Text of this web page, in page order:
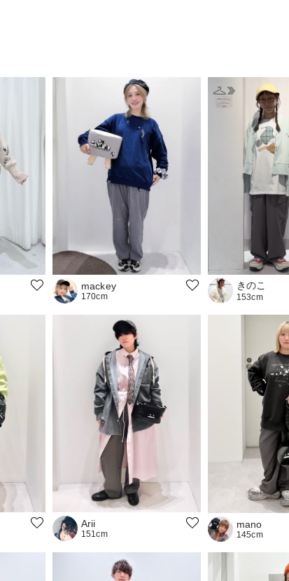
mackey
170cm
きのこ
153cm
Arii
151cm
mano
145cm